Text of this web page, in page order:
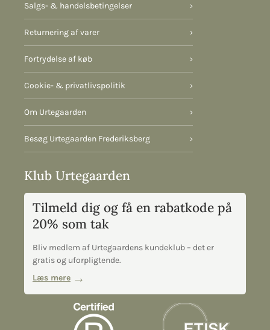
Salgs- & handelsbetingelser ›
Returnering af varer ›
Fortrydelse af køb ›
Cookie- & privatlivspolitik ›
Om Urtegaarden ›
Besøg Urtegaarden Frederiksberg ›
Klub Urtegaarden
Tilmeld dig og få en rabatkode på
20% som tak
Bliv medlem af Urtegaardens kundeklub – det er
gratis og uforpligtende.
Læs mere